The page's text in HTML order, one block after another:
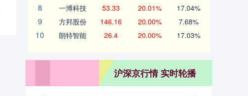
8 一博科技 53.33 20.01% 17.04%
9 方邦股份 146.16 20.00% 7.68%
10 朗特智能 26.4 20.00% 17.03%
沪深京行情 实时轮播